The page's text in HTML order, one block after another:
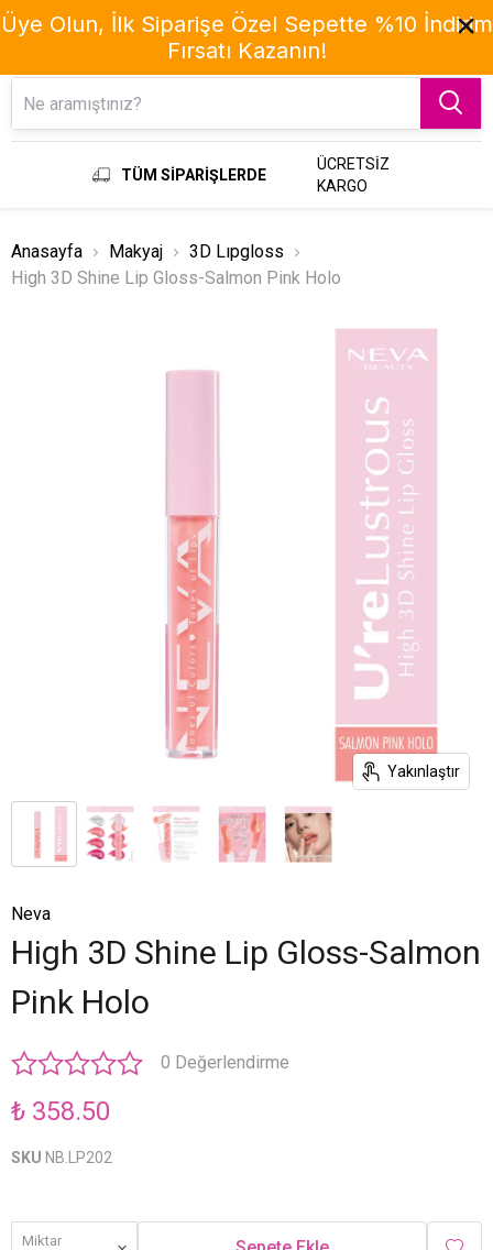
TÜM SİPARİŞLERDE
ÜCRETSİZ
KARGO
Anasayfa Makyaj
3D Lıpgloss
High 3D Shine Lip Gloss-Salmon Pink Holo
Yakınlaştır
Neva
High 3D Shine Lip Gloss-Salmon
Pink Holo
0 Değerlendirme
₺ 358.50
SKU NB.LP202
Miktar
Üye Olun, İlk Siparişe Özel Sepette %10 İndirim
Fırsatı Kazanın!